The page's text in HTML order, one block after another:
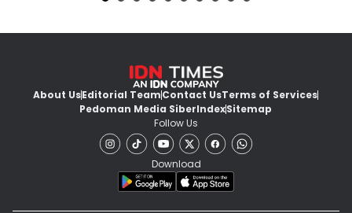
About UsEditorial TeamContact UsTerms of Services
Pedoman Media SiberIndexSitemap
Follow Us
Download